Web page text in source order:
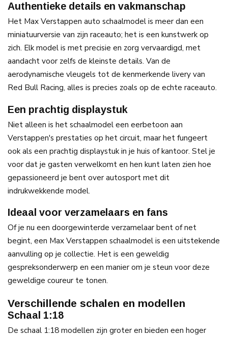
Authentieke details en vakmanschap
Het Max Verstappen auto schaalmodel is meer dan een
miniatuurversie van zijn raceauto; het is een kunstwerk op
zich. Elk model is met precisie en zorg vervaardigd, met
aandacht voor zelfs de kleinste details. Van de
aerodynamische vleugels tot de kenmerkende livery van
Red Bull Racing, alles is precies zoals op de echte raceauto.
Een prachtig displaystuk
Niet alleen is het schaalmodel een eerbetoon aan
Verstappen's prestaties op het circuit, maar het fungeert
ook als een prachtig displaystuk in je huis of kantoor. Stel je
voor dat je gasten verwelkomt en hen kunt laten zien hoe
gepassioneerd je bent over autosport met dit
indrukwekkende model.
Ideaal voor verzamelaars en fans
Of je nu een doorgewinterde verzamelaar bent of net
begint, een Max Verstappen schaalmodel is een uitstekende
aanvulling op je collectie. Het is een geweldig
gespreksonderwerp en een manier om je steun voor deze
geweldige coureur te tonen.
Verschillende schalen en modellen
Schaal 1:18
De schaal 1:18 modellen zijn groter en bieden een hoger